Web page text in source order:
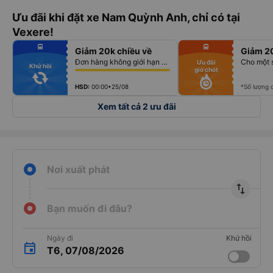
Ưu đãi khi đặt xe Nam Quỳnh Anh, chỉ có tại
Vexere!
fiber_manual_record
fiber_manual_record
fiber_manual_record
fiber_manual_record
fiber_manual_record
fiber_manual_record
fiber_manual_record
directions_bus
Khứ hồi
Giảm 20k chiều về
Đơn hàng không giới hạn số lượng vé
HSD: 00:00•25/08
fiber_manual_record
fiber_manual_record
fiber_manual_record
fiber_manual_record
fiber_manual_record
fiber_manual_record
fiber_manual_record
directions_bus
Ưu đãi
giờ chót
Giảm
Cho một
*Số lượng
Xem tất cả 2 ưu đãi
Nơi xuất phát
import_export
Bạn muốn đi đâu?
Ngày đi
T6, 07/08/2026
Khứ hồi